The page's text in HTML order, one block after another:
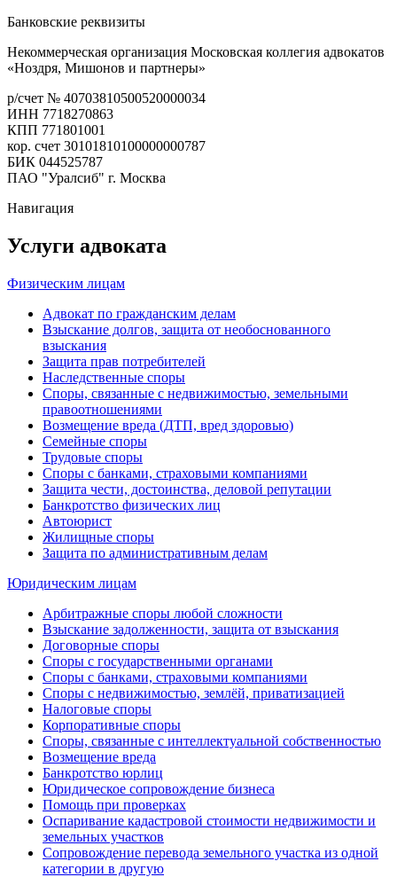
Банковские реквизиты
Некоммерческая организация Московская коллегия адвокатов
«Ноздря, Мишонов и партнеры»
р/счет № 40703810500520000034
ИНН 7718270863
КПП 771801001
кор. счет 30101810100000000787
БИК 044525787
ПАО "Уралсиб" г. Москва
Навигация
Услуги адвоката
Физическим лицам
Адвокат по гражданским делам
Взыскание долгов, защита от необоснованного
взыскания
Защита прав потребителей
Наследственные споры
Споры, связанные с недвижимостью, земельными
правоотношениями
Возмещение вреда (ДТП, вред здоровью)
Семейные споры
Трудовые споры
Споры с банками, страховыми компаниями
Защита чести, достоинства, деловой репутации
Банкротство физических лиц
Автоюрист
Жилищные споры
Защита по административным делам
Юридическим лицам
Арбитражные споры любой сложности
Взыскание задолженности, защита от взыскания
Договорные споры
Споры с государственными органами
Споры с банками, страховыми компаниями
Споры с недвижимостью, землёй, приватизацией
Налоговые споры
Корпоративные споры
Споры, связанные с интеллектуальной собственностью
Возмещение вреда
Банкротство юрлиц
Юридическое сопровождение бизнеса
Помощь при проверках
Оспаривание кадастровой стоимости недвижимости и
земельных участков
Сопровождение перевода земельного участка из одной
категории в другую